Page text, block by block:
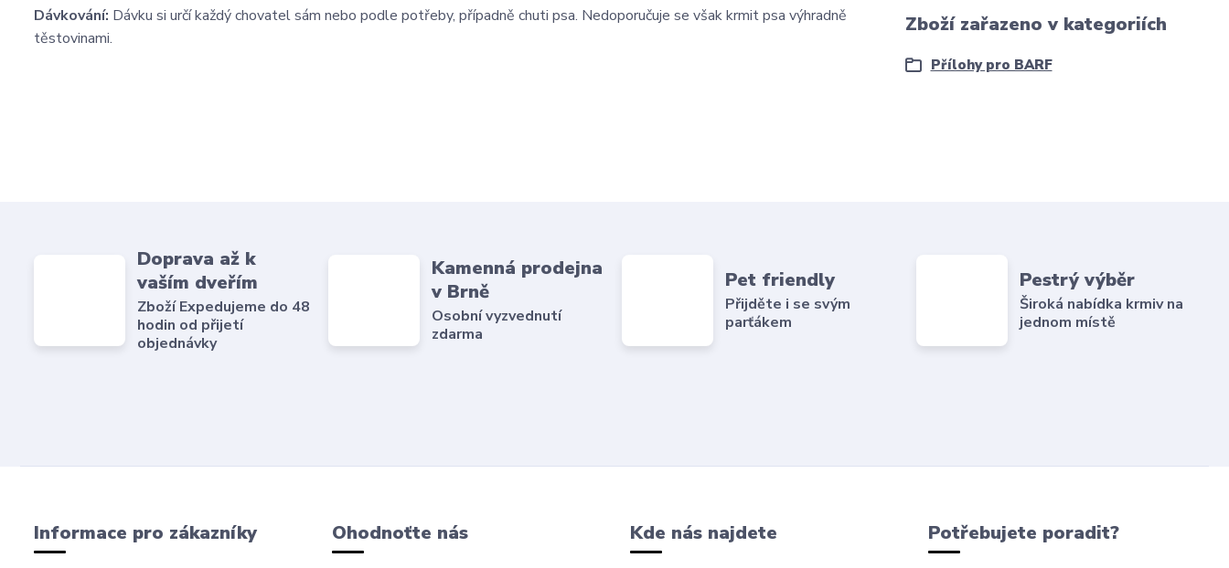
Dávkování: Dávku si určí každý chovatel sám nebo podle potřeby, případně chuti psa. Nedoporučuje se však krmit psa výhradně
těstovinami.
Zboží zařazeno v kategoriích
Přílohy pro BARF
Doprava až k
vaším dveřím
Zboží Expedujeme do 48
hodin od přijetí
objednávky
Kamenná prodejna
v Brně
Osobní vyzvednutí
zdarma
Pet friendly
Přijděte i se svým
parťákem
Pestrý výběr
Široká nabídka krmiv na
jednom místě
Informace pro zákazníky Ohodnoťte nás Kde nás najdete Potřebujete poradit?